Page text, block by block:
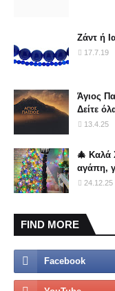
Ζάντ ή
17.7.19
Άγιος
Δείτε
13.4.25
🎄 Καλά
αγάπη,
24.12.25
FIND MORE